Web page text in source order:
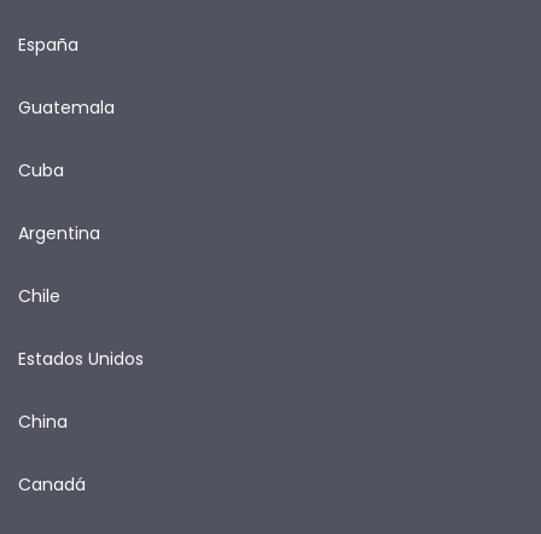
España
Guatemala
Cuba
Argentina
Chile
Estados Unidos
China
Canadá